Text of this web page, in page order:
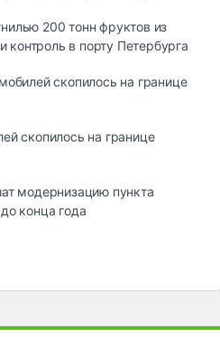
200 тонн фруктов из
в порту Петербурга
скопилось на границе
скопилось на границе
модернизацию пункта
конца года